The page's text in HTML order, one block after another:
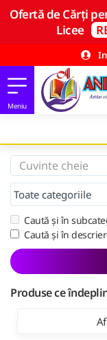
Ofertă de Cărți
Licee
Caută și în
Caută și în
Produse ce